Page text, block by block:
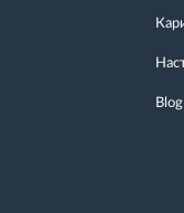
Blog